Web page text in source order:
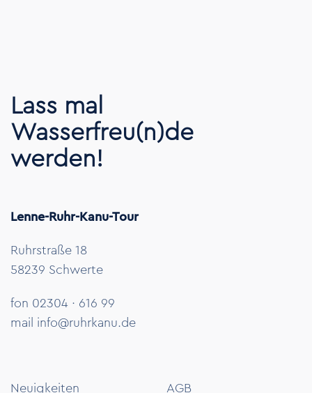
Lass mal
Wasserfreu(n)de
werden!
Lenne-Ruhr-Kanu-Tour
Ruhrstraße 18
58239 Schwerte
fon 02304 · 616 99
mail info@ruhrkanu.de
Neuigkeiten AGB